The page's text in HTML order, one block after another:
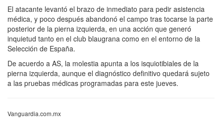
El atacante levantó el brazo de inmediato para pedir asistencia
médica, y poco después abandonó el campo tras tocarse la parte
posterior de la pierna izquierda, en una acción que generó
inquietud tanto en el club blaugrana como en el entorno de la
Selección de España.
De acuerdo a AS, la molestia apunta a los isquiotibiales de la
pierna izquierda, aunque el diagnóstico definitivo quedará sujeto
a las pruebas médicas programadas para este jueves.
Vanguardia.com.mx